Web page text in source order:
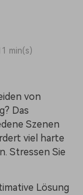
min(s)
von
Das
Szenen
viel harte
Stressen Sie
Lösung